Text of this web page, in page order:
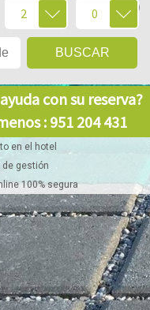
2
(2-12 años)
0
BUSCAR
con su reserva?
:951 204 431
en el hotel
gestión
100% segura